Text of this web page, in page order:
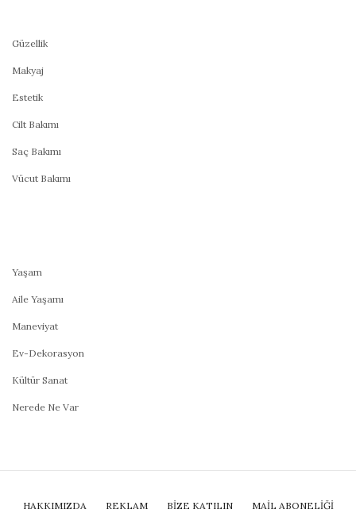
Güzellik
Makyaj
Estetik
Cilt Bakımı
Saç Bakımı
Vücut Bakımı
Yaşam
Aile Yaşamı
Maneviyat
Ev-Dekorasyon
Kültür Sanat
Nerede Ne Var
HAKKIMIZDA REKLAM BİZE KATILIN MAIL ABONELIĞI